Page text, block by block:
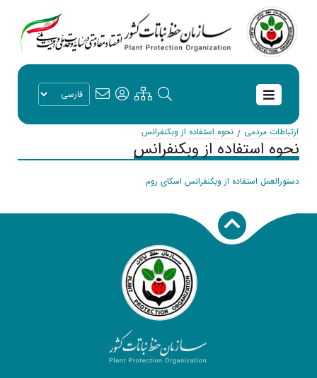
ارتباطات مردمی نحوه استفاده از وبکنفرانس
نحوه استفاده از وبکنفرانس
دستورالعمل استفاده از وبکنفرانس اسکای روم